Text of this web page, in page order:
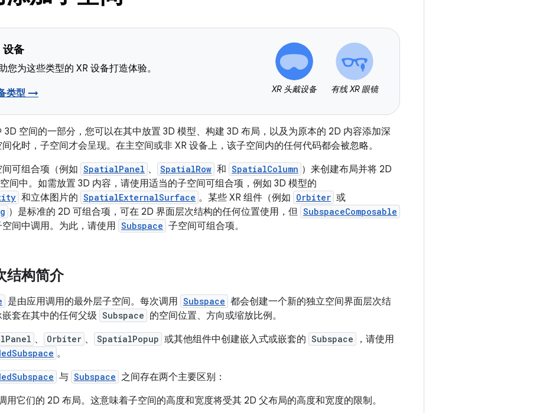
设备
您为这些类型的 XR 设备打造体验。
类型 → XR 头戴设备 有线 XR 眼镜
3D 空间的一部分，您可以在其中放置 3D 模型、构建 3D 布局，以及为原本的 2D 内容添加深
化时，子空间才会呈现。在主空间或非 XR 设备上，该子空间内的任何代码都会被忽略。
可组合项（例如 SpatialPanel 、 SpatialRow 和 SpatialColumn ）来创建布局并将 2D
间中。如需放置 3D 内容，请使用适当的子空间可组合项，例如 3D 模型的
和立体图片的 SpatialExternalSurface 。某些 XR 组件（例如 Orbiter 或
）是标准的 2D 可组合项，可在 2D 界面层次结构的任何位置使用，但 SubspaceComposable
间中调用。为此，请使用 Subspace 子空间可组合项。
结构简介
是由应用调用的最外层子空间。每次调用 Subspace 都会创建一个新的独立空间界面层次结
套在其中的任何父级 Subspace 的空间位置、方向或缩放比例。
、 Orbiter 、 SpatialPopup 或其他组件中创建嵌入式或嵌套的 Subspace ，请使用
。
与 Subspace 之间存在两个主要区别：
用它们的 2D 布局。这意味着子空间的高度和宽度将受其 2D 父布局的高度和宽度的限制。